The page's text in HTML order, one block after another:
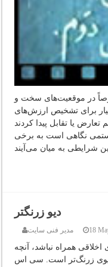
در موقعیت‌های سخت و
برای تشخیص ارزش‌های
یا تقابل پیدا کردند
نگاهی است به برخی
دیو زرنگتر
مدیر فنی سایت 18
همراه نباشد، آنچه
زرنگ‌تر است. سی اس